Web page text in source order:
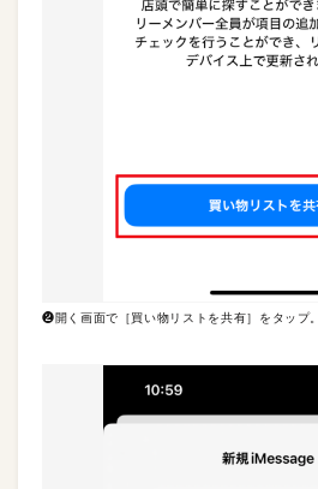
❷開く画面で［買い物リストを共有］をタップ。